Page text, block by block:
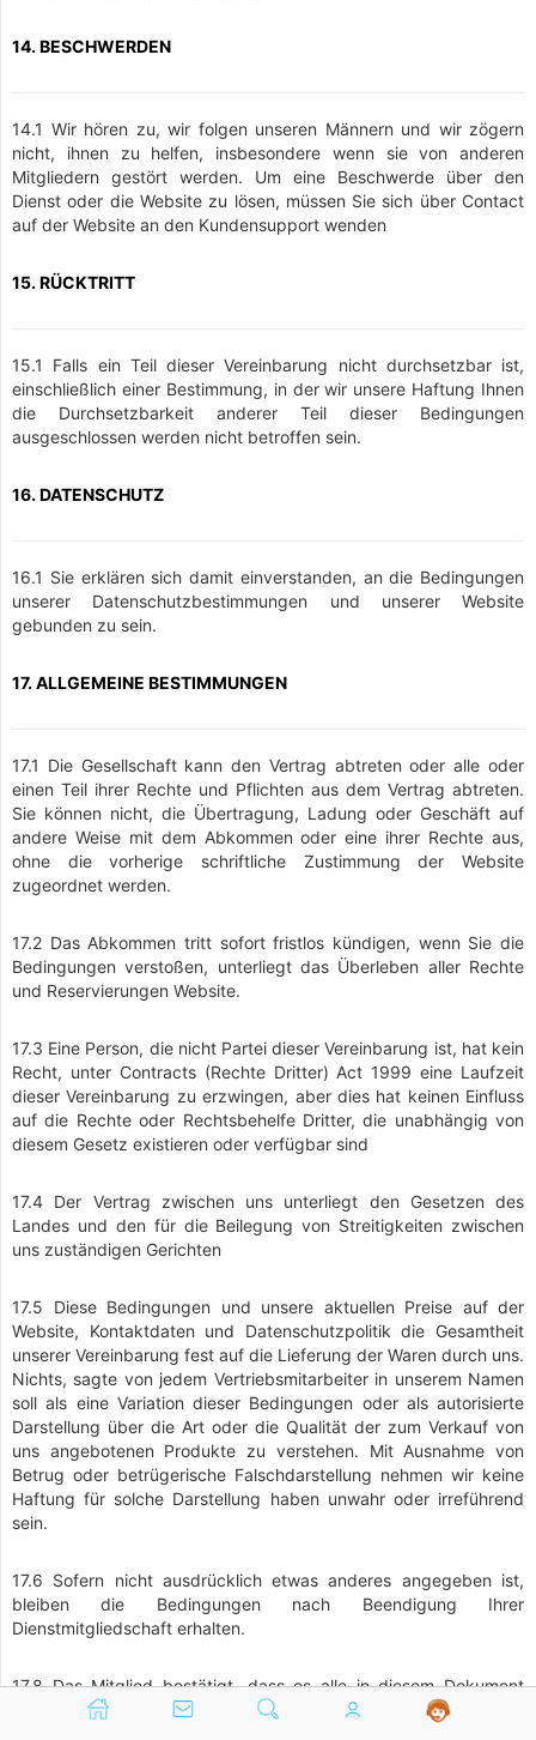
14. BESCHWERDEN
14.1 Wir hören zu, wir folgen unseren Männern und wir zögern
nicht, ihnen zu helfen, insbesondere wenn sie von anderen
Mitgliedern gestört werden. Um eine Beschwerde über den
Dienst oder die Website zu lösen, müssen Sie sich über Contact
auf der Website an den Kundensupport wenden
15. RÜCKTRITT
15.1 Falls ein Teil dieser Vereinbarung nicht durchsetzbar ist,
einschließlich einer Bestimmung, in der wir unsere Haftung Ihnen
die Durchsetzbarkeit anderer Teil dieser Bedingungen
ausgeschlossen werden nicht betroffen sein.
16. DATENSCHUTZ
16.1 Sie erklären sich damit einverstanden, an die Bedingungen
unserer Datenschutzbestimmungen und unserer Website
gebunden zu sein.
17. ALLGEMEINE BESTIMMUNGEN
17.1 Die Gesellschaft kann den Vertrag abtreten oder alle oder
einen Teil ihrer Rechte und Pflichten aus dem Vertrag abtreten.
Sie können nicht, die Übertragung, Ladung oder Geschäft auf
andere Weise mit dem Abkommen oder eine ihrer Rechte aus,
ohne die vorherige schriftliche Zustimmung der Website
zugeordnet werden.
17.2 Das Abkommen tritt sofort fristlos kündigen, wenn Sie die
Bedingungen verstoßen, unterliegt das Überleben aller Rechte
und Reservierungen Website.
17.3 Eine Person, die nicht Partei dieser Vereinbarung ist, hat kein
Recht, unter Contracts (Rechte Dritter) Act 1999 eine Laufzeit
dieser Vereinbarung zu erzwingen, aber dies hat keinen Einfluss
auf die Rechte oder Rechtsbehelfe Dritter, die unabhängig von
diesem Gesetz existieren oder verfügbar sind
17.4 Der Vertrag zwischen uns unterliegt den Gesetzen des
Landes und den für die Beilegung von Streitigkeiten zwischen
uns zuständigen Gerichten
17.5 Diese Bedingungen und unsere aktuellen Preise auf der
Website, Kontaktdaten und Datenschutzpolitik die Gesamtheit
unserer Vereinbarung fest auf die Lieferung der Waren durch uns.
Nichts, sagte von jedem Vertriebsmitarbeiter in unserem Namen
soll als eine Variation dieser Bedingungen oder als autorisierte
Darstellung über die Art oder die Qualität der zum Verkauf von
uns angebotenen Produkte zu verstehen. Mit Ausnahme von
Betrug oder betrügerische Falschdarstellung nehmen wir keine
Haftung für solche Darstellung haben unwahr oder irreführend
sein.
17.6 Sofern nicht ausdrücklich etwas anderes angegeben ist,
bleiben die Bedingungen nach Beendigung Ihrer
Dienstmitgliedschaft erhalten.
17.8 Das Mitglied bestätigt, dass es alle in diesem Dokument
enthaltenen Bedingungen gelesen hat, und erklärt sich damit